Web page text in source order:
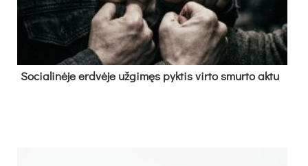
So­cia­li­nė­je erd­vė­je už­gi­męs pyk­tis vir­to smur­to ak­tu